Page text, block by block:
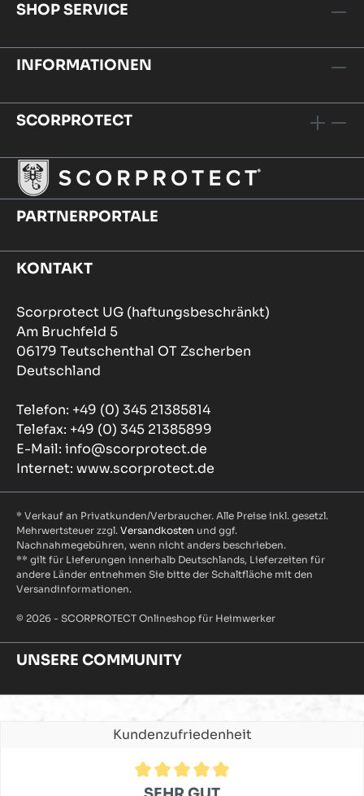
SHOP SERVICE
INFORMATIONEN
SCORPROTECT
PARTNERPORTALE
KONTAKT
Scorprotect UG (haftungsbeschränkt)
Am Bruchfeld 5
06179 Teutschenthal OT Zscherben
Deutschland
Telefon: +49 (0) 345 21385814
Telefax: +49 (0) 345 21385899
E-Mail: info@scorprotect.de
Internet: www.scorprotect.de
* Verkauf an Privatkunden/Verbraucher. Alle Preise inkl. gesetzl.
Mehrwertsteuer zzgl. Versandkosten und ggf.
Nachnahmegebühren, wenn nicht anders beschrieben.
** gilt für Lieferungen innerhalb Deutschlands, Lieferzeiten für
andere Länder entnehmen Sie bitte der Schaltfläche mit den
Versandinformationen.
© 2026 - SCORPROTECT Onlineshop für Heimwerker
UNSERE COMMUNITY
Kundenzufriedenheit
Durchschnittliche Bewertung von 4.9 von 5 Sternen